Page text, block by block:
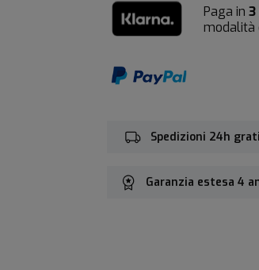
Paga in 3
modalità
Spedizioni 24h
Garanzia estesa 4